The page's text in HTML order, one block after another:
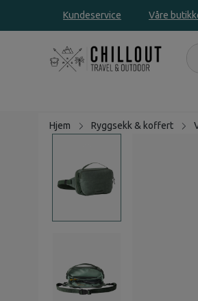
Kundeservice Våre
Hjem Ryggsekk & koffert